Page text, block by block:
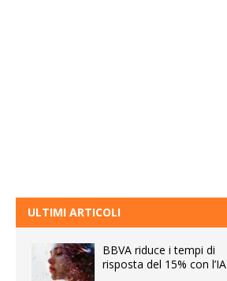
ULTIMI ARTICOLI
BBVA riduce i tempi di
risposta del 15% con l’IA